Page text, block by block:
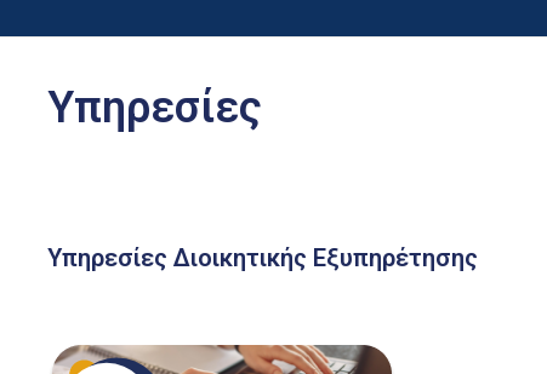
Υπηρεσίες
Υπηρεσίες Διοικητικής Εξυπηρέτησης